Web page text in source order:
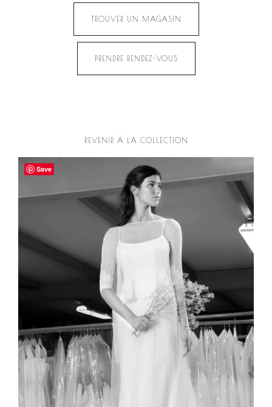
TROUVER UN MAGASIN
PRENDRE RENDEZ-VOUS
REVENIR À LA COLLECTION
Save